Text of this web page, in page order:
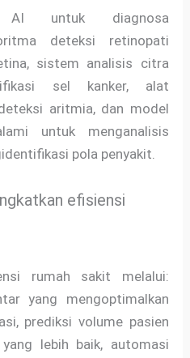
AI untuk diagnosa
deteksi retinopati
sistem analisis citra
sel kanker, alat
aritmia, dan model
untuk menganalisis
pola penyakit.
efisiensi
rumah sakit melalui:
yang mengoptimalkan
prediksi volume pasien
lebih baik, automasi